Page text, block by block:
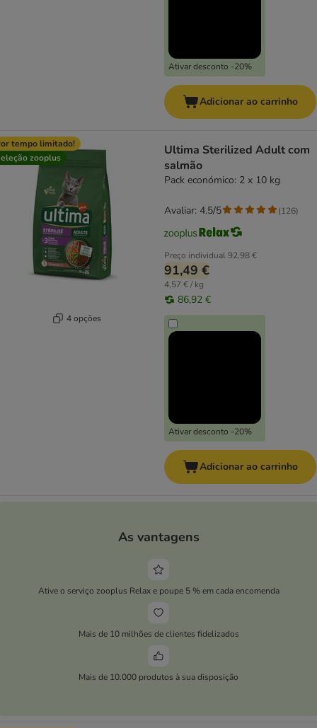
Ativar desconto -20%
Adicionar ao carrinho
tempo limitado!
zooplus
4 opções
Ultima Sterilized Adult com
salmão
Pack económico: 2 x 10 kg
Preço individual92,98 €
91,49 €
4,57 € / kg
86,92 €
Ativar desconto -20%
Avaliar: 4.5/5 (126)
Adicionar ao carrinho
As vantagens
Ative o serviço zooplus Relax e poupe 5 % em cada encomenda
Mais de 10 milhões de clientes fidelizados
Mais de 10.000 produtos à sua disposição